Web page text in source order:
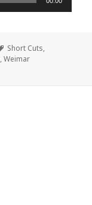
Schlagwörter
Short Cuts,
,Weimar